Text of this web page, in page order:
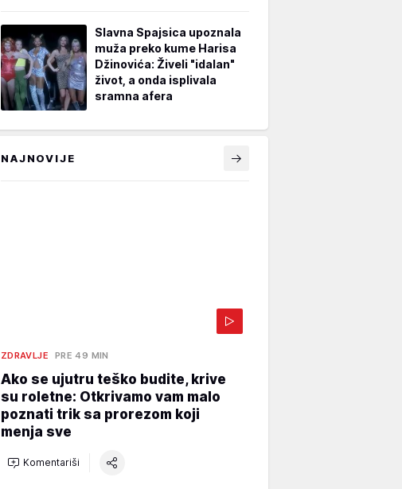
Slavna Spajsica upoznala
muža preko kume Harisa
Džinovića: Živeli "idalan"
život, a onda isplivala
sramna afera
NAJNOVIJE
ZDRAVLJE PRE 49 MIN
Ako se ujutru teško budite, krive
su roletne: Otkrivamo vam malo
poznati trik sa prorezom koji
menja sve
Komentariši